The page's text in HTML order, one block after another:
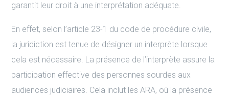
garantit leur droit à une interprétation adéquate.
En effet, selon l’article 23-1 du code de procédure civile,
la juridiction est tenue de désigner un interprète lorsque
cela est nécessaire. La présence de l’interprète assure la
participation effective des personnes sourdes aux
audiences judiciaires. Cela inclut les ARA, où la présence